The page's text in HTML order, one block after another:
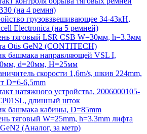
(на 4 ремня)
грузовзвешивающее 34-43кН,
Electronica (на 5 ремней)
тяговый LSR CSB W=30мм, h=3.3мм
Otis GeN2 (CONTITECH)
башмака направляющей VSL I,
d=20мм, H=25мм
скорости 1,6m/s, шкив 224mm,
D=6-6,5mm
натяжного устройства, 2006000105-
длинный шток
башмака кабины, D=85mm
тяговый W=25mm, h=3.3mm лифта
(Аналог, за метр)